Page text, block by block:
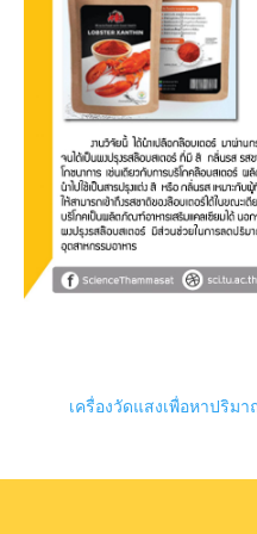
เครื่องวัดแสงเพื่อหาปริม